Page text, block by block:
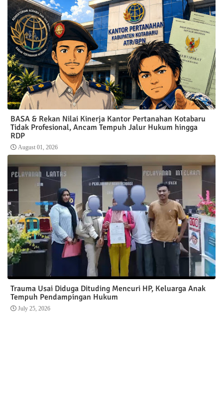
BASA & Rekan Nilai Kinerja Kantor Pertanahan Kotabaru
Tidak Profesional, Ancam Tempuh Jalur Hukum hingga
RDP
August 01, 2026
Trauma Usai Diduga Dituding Mencuri HP, Keluarga Anak
Tempuh Pendampingan Hukum
July 25, 2026